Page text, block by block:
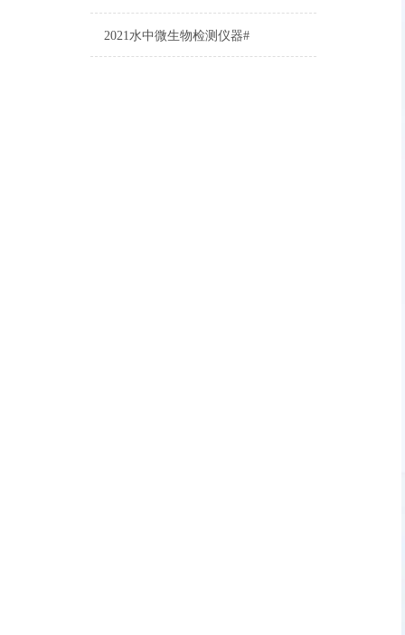
2021水中微生物检测仪器#